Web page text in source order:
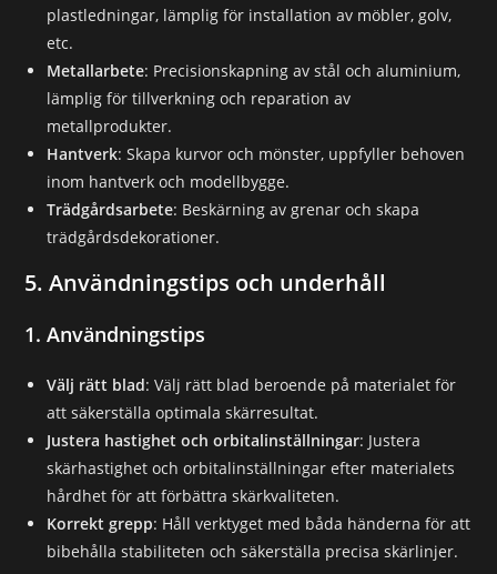
plastledningar, lämplig för installation av möbler, golv,
etc.
Metallarbete: Precisionskapning av stål och aluminium,
lämplig för tillverkning och reparation av
metallprodukter.
Hantverk: Skapa kurvor och mönster, uppfyller behoven
inom hantverk och modellbygge.
Trädgårdsarbete: Beskärning av grenar och skapa
trädgårdsdekorationer.
5. Användningstips och underhåll
1. Användningstips
Välj rätt blad: Välj rätt blad beroende på materialet för
att säkerställa optimala skärresultat.
Justera hastighet och orbitalinställningar: Justera
skärhastighet och orbitalinställningar efter materialets
hårdhet för att förbättra skärkvaliteten.
Korrekt grepp: Håll verktyget med båda händerna för att
bibehålla stabiliteten och säkerställa precisa skärlinjer.